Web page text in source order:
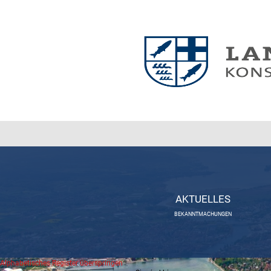
AKTUELLES
BEKANNTMACHUNGEN
Alphabetisches Register überspringen